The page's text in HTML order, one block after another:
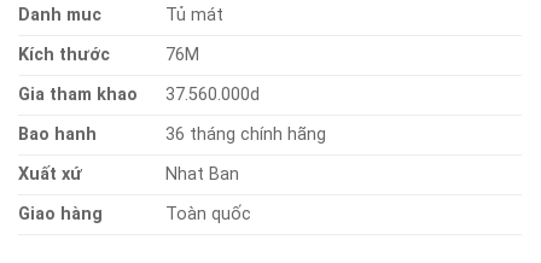
Danh muc
Tủ mát
Kích thước
76M
Gia tham khao
37.560.000d
Bao hanh
36 tháng chính hãng
Xuất xứ
Nhat Ban
Giao hàng
Toàn quốc